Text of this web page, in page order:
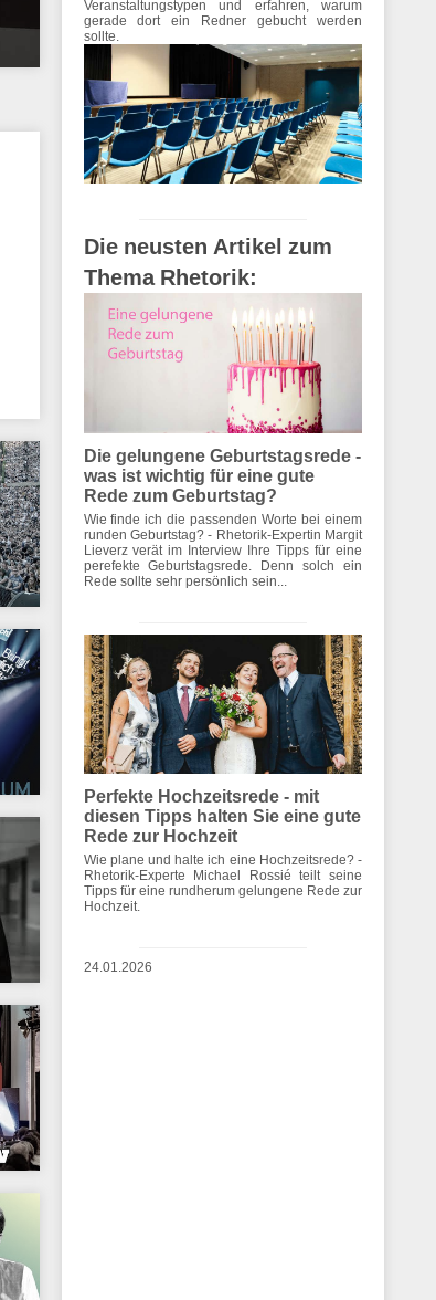
Veranstaltungstypen und erfahren, warum
gerade dort ein Redner gebucht werden
sollte.
Die neusten Artikel zum
Thema Rhetorik:
Die gelungene Geburtstagsrede -
was ist wichtig für eine gute
Rede zum Geburtstag?
Wie finde ich die passenden Worte bei einem
runden Geburtstag? - Rhetorik-Expertin Margit
Lieverz verät im Interview Ihre Tipps für eine
perefekte Geburtstagsrede. Denn solch ein
Rede sollte sehr persönlich sein...
Perfekte Hochzeitsrede - mit
diesen Tipps halten Sie eine gute
Rede zur Hochzeit
Wie plane und halte ich eine Hochzeitsrede? -
Rhetorik-Experte Michael Rossié teilt seine
Tipps für eine rundherum gelungene Rede zur
Hochzeit.
24.01.2026